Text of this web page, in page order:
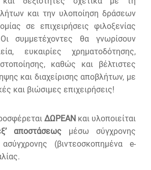
και την υλοποίηση δράσεων
σε επιχειρήσεις φιλοξενίας
συμμετέχοντες θα γνωρίσουν
ευκαιρίες χρηματοδότησης,
καθώς και βέλτιστες
και διαχείρισης αποβλήτων, με
και βιώσιμες επιχειρήσεις!
ΔΩΡΕΑΝ και υλοποιείται
αποστάσεως μέσω σύγχρονης
(βιντεοσκοπημένα e-